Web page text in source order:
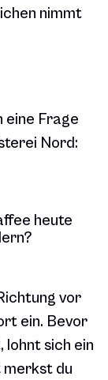
nimmt
eine Frage
Nord:
heute
vor
ein. Bevor
lohnt sich ein
merkst du